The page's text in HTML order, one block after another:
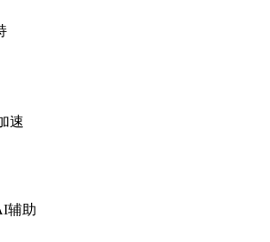
速
辅助